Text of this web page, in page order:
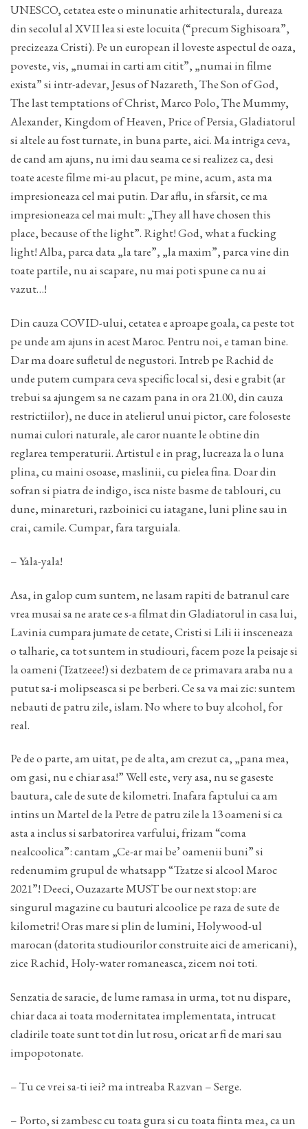
UNESCO, cetatea este o minunatie arhitecturala, dureaza
din secolul al XVII lea si este locuita (“precum Sighisoara”,
precizeaza Cristi). Pe un european il loveste aspectul de oaza,
poveste, vis, „numai in carti am citit”, „numai in filme
exista” si intr-adevar, Jesus of Nazareth, The Son of God,
The last temptations of Christ, Marco Polo, The Mummy,
Alexander, Kingdom of Heaven, Price of Persia, Gladiatorul
si altele au fost turnate, in buna parte, aici. Ma intriga ceva,
de cand am ajuns, nu imi dau seama ce si realizez ca, desi
toate aceste filme mi-au placut, pe mine, acum, asta ma
impresioneaza cel mai putin. Dar aflu, in sfarsit, ce ma
impresioneaza cel mai mult: „They all have chosen this
place, because of the light”. Right! God, what a fucking
light! Alba, parca data „la tare”, „la maxim”, parca vine din
toate partile, nu ai scapare, nu mai poti spune ca nu ai
vazut…!
Din cauza COVID-ului, cetatea e aproape goala, ca peste tot
pe unde am ajuns in acest Maroc. Pentru noi, e taman bine.
Dar ma doare sufletul de negustori. Intreb pe Rachid de
unde putem cumpara ceva specific local si, desi e grabit (ar
trebui sa ajungem sa ne cazam pana in ora 21.00, din cauza
restrictiilor), ne duce in atelierul unui pictor, care foloseste
numai culori naturale, ale caror nuante le obtine din
reglarea temperaturii. Artistul e in prag, lucreaza la o luna
plina, cu maini osoase, maslinii, cu pielea fina. Doar din
sofran si piatra de indigo, isca niste basme de tablouri, cu
dune, minareturi, razboinici cu iatagane, luni pline sau in
crai, camile. Cumpar, fara targuiala.
– Yala-yala!
Asa, in galop cum suntem, ne lasam rapiti de batranul care
vrea musai sa ne arate ce s-a filmat din Gladiatorul in casa lui,
Lavinia cumpara jumate de cetate, Cristi si Lili ii insceneaza
o talharie, ca tot suntem in studiouri, facem poze la peisaje si
la oameni (Tzatzeee!) si dezbatem de ce primavara araba nu a
putut sa-i molipseasca si pe berberi. Ce sa va mai zic: suntem
nebauti de patru zile, islam. No where to buy alcohol, for
real.
Pe de o parte, am uitat, pe de alta, am crezut ca, „pana mea,
om gasi, nu e chiar asa!” Well este, very asa, nu se gaseste
bautura, cale de sute de kilometri. Inafara faptului ca am
intins un Martel de la Petre de patru zile la 13 oameni si ca
asta a inclus si sarbatorirea varfului, frizam “coma
nealcoolica”: cantam „Ce-ar mai be’ oamenii buni” si
redenumim grupul de whatsapp “Tzatze si alcool Maroc
2021”! Deeci, Ouzazarte MUST be our next stop: are
singurul magazine cu bauturi alcoolice pe raza de sute de
kilometri! Oras mare si plin de lumini, Holywood-ul
marocan (datorita studiourilor construite aici de americani),
zice Rachid, Holy-water romaneasca, zicem noi toti.
Senzatia de saracie, de lume ramasa in urma, tot nu dispare,
chiar daca ai toata modernitatea implementata, intrucat
cladirile toate sunt tot din lut rosu, oricat ar fi de mari sau
impopotonate.
– Tu ce vrei sa-ti iei? ma intreaba Razvan – Serge.
– Porto, si zambesc cu toata gura si cu toata fiinta mea, ca un